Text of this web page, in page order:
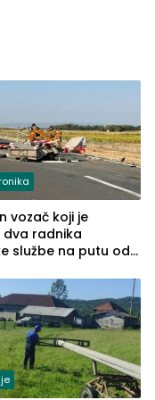
vozač koji je
radnika
službe na putu od